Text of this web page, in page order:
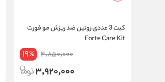
کیت 3 عددی روتین ضد ریزش مو فورت
Forte Care Kit
4,850,000
19%
3,920,000